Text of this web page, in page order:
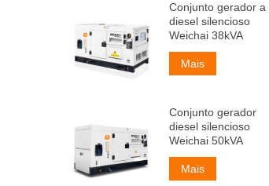
Conjunto gerador a
diesel silencioso
Weichai 38kVA
Mais
Conjunto gerador
diesel silencioso
Weichai 50kVA
Mais